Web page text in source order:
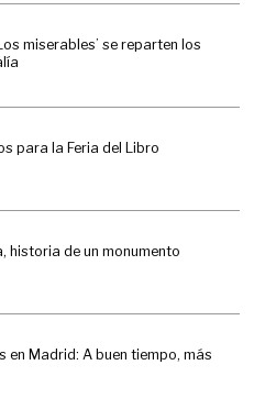
miserables’ se reparten los
para la Feria del Libro
historia de un monumento
en Madrid: A buen tiempo, más